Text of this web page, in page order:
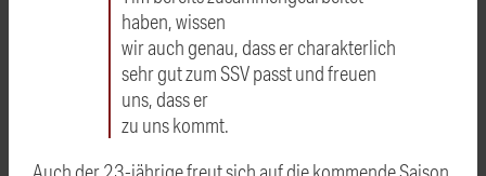
haben, wissen
wir auch genau, dass er charakterlich
sehr gut zum SSV passt und freuen
uns, dass er
zu uns kommt.
Auch der 23-jährige freut sich auf die kommende Saison